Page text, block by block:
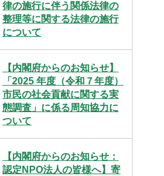
律の施行に伴う関係法律の
整理等に関する法律の施行
について
【内閣府からのお知らせ】
「2025 年度（令和７年度）
市民の社会貢献に関する実
態調査」に係る周知協力に
ついて
【内閣府からのお知らせ：
認定NPO法人の皆様へ】寄